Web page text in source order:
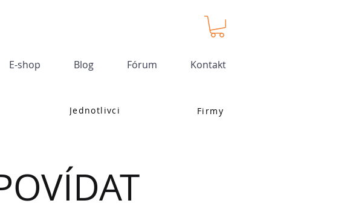
E-shop Blog Fórum Kontakt
Jednotlivci Firmy